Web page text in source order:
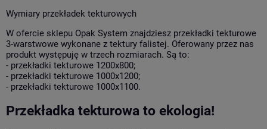
Wymiary przekładek tekturowych
W ofercie sklepu Opak System znajdziesz przekładki tekturowe
3-warstwowe wykonane z tektury falistej. Oferowany przez nas
produkt występuję w trzech rozmiarach. Są to:
- przekładki tekturowe 1200x800;
- przekładki tekturowe 1000x1200;
- przekładki tekturowe 1000x1100.
Przekładka tekturowa to ekologia!